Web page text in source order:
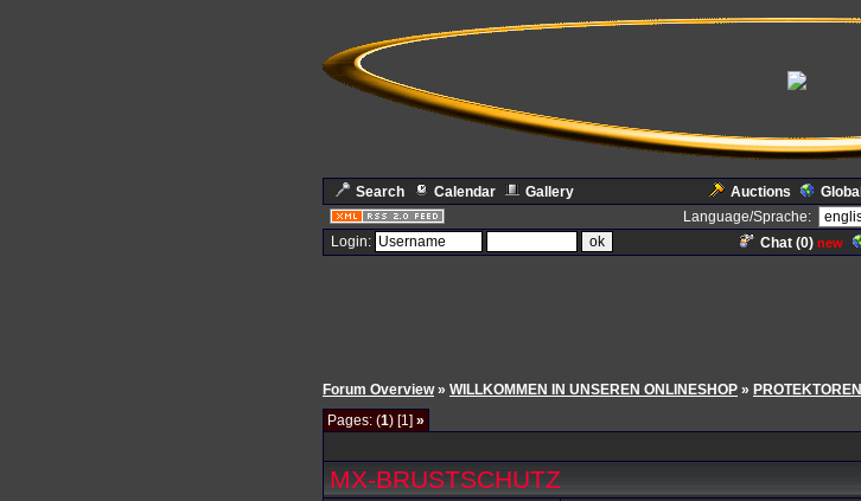
Search Calendar Gallery Auctions Global
Language/Sprache:
Login:
Chat (0) new
Forum Overview » WILLKOMMEN IN UNSEREN ONLINESHOP » PROTEKTOREN
Pages: (1) [1] »
MX-BRUSTSCHUTZ